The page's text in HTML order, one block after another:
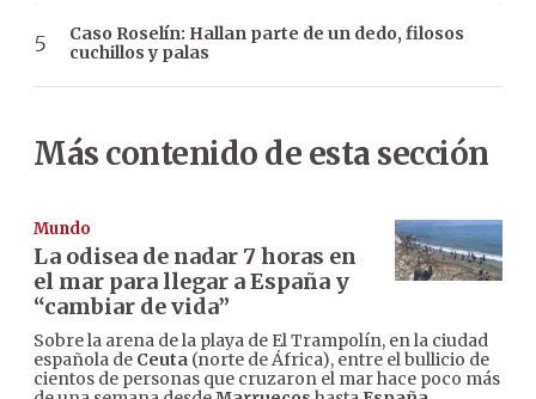
Caso Roselín: Hallan parte de un dedo, filosos
cuchillos y palas
Más contenido de esta sección
Mundo
La odisea de nadar 7 horas en
el mar para llegar a España y
“cambiar de vida”
Sobre la arena de la playa de El Trampolín, en la ciudad
española de Ceuta (norte de África), entre el bullicio de
cientos de personas que cruzaron el mar hace poco más